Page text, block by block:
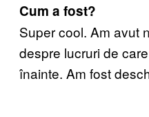
Cum a fost?
Super cool. Am avut
despre lucruri de
înainte. Am fost